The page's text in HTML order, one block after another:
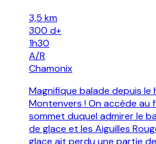
3,5 km
300 d+
1h30
A/R
Chamonix
Magnifique balade depuis
Montenvers ! On accède au
sommet duquel admirer le
de glace et les Aiguilles
glace ait perdu une partie